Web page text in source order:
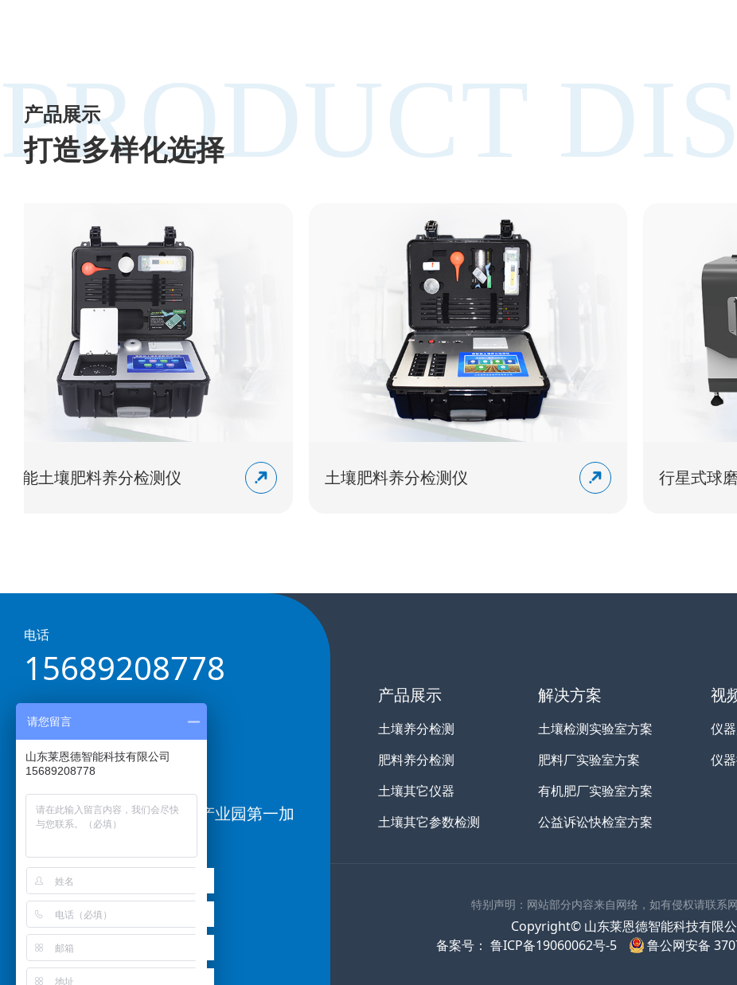
产品展示
打造多样化选择
PRODUCT
测仪 土壤肥料养分检测仪 行星式球磨机
电话
15689208778
邮箱
87692680@qq.com
地址
山东省潍坊市高新区光电产业园第一加
二维码
产品展示
土壤养分检测
肥料养分检测
土壤其它仪器
土壤其它参数检测
解决方案
土壤检测实验室方案
肥料厂实验室方案
有机肥厂实验室方案
公益诉讼快检室方案
视
仪
仪
特别声明：网站部分内容来自网络，如有侵权请联系
Copyright© 山东莱恩德智能科技有限
备案号： 鲁ICP备19060062号-5 鲁公网安备
请您留言
山东莱恩德智能科技有限公司
15689208778